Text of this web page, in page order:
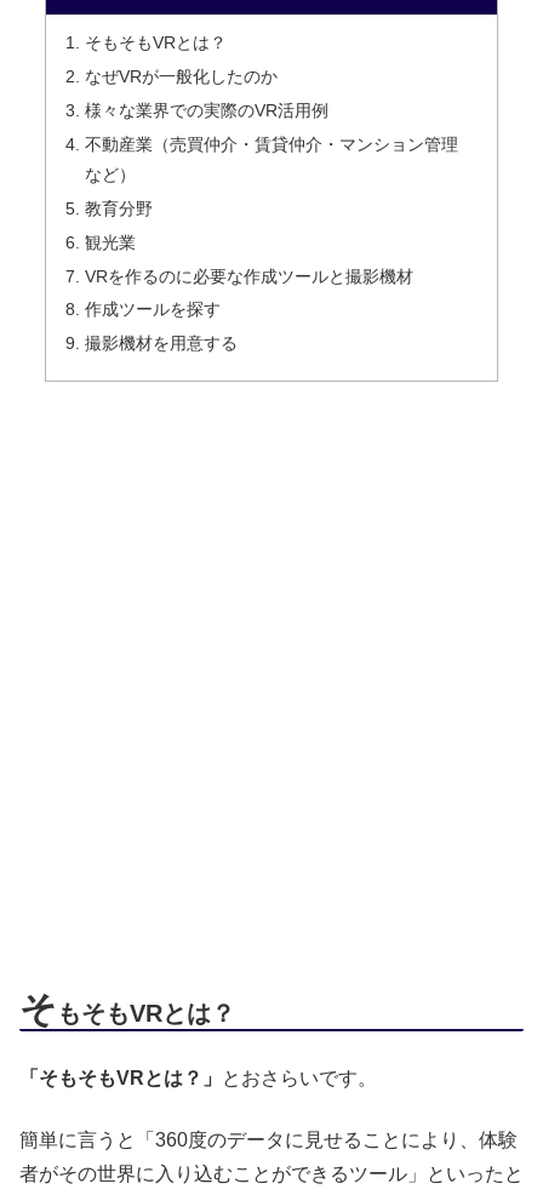
そもそもVRとは？
なぜVRが一般化したのか
様々な業界での実際のVR活用例
不動産業（売買仲介・賃貸仲介・マンション管理
など）
教育分野
観光業
VRを作るのに必要な作成ツールと撮影機材
作成ツールを探す
撮影機材を用意する
そ もそもVRとは？
「そもそもVRとは？」 とおさらいです。
簡単に言うと「360度のデータに見せることにより、体験
者がその世界に入り込むことができるツール」といったと